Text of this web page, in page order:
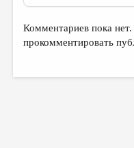
РЕЦЕНЗИРОВАНИЕ
Комментариев пока
прокомментировать